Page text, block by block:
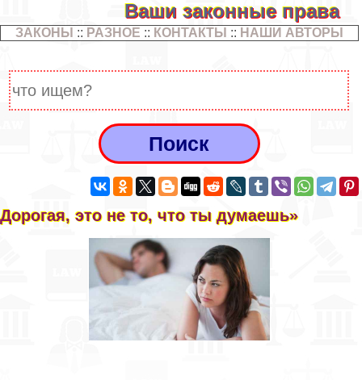
Ваши законные права
ЗАКОНЫ :: РАЗНОЕ :: КОНТАКТЫ :: НАШИ АВТОРЫ
Дорогая, это не то, что ты думаешь»